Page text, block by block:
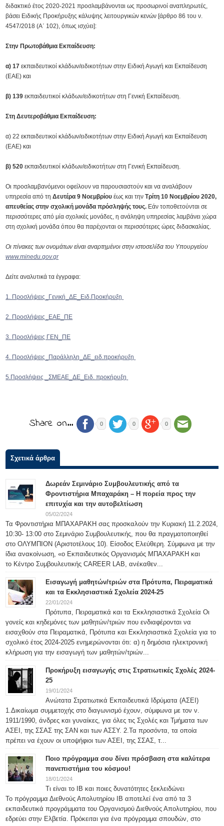
διδακτικό έτος 2020-2021 προσλαμβάνονται ως προσωρινοί αναπληρωτές,
βάσει Ειδικής Προκήρυξης κάλυψης λειτουργικών κενών [άρθρο 86 του ν.
4547/2018 (Α΄ 102), όπως ισχύει]:
Στην Πρωτοβάθμια Εκπαίδευση:
α) 17εκπαιδευτικοί κλάδων/ειδικοτήτων στην Ειδική Αγωγή και Εκπαίδευση
(ΕΑΕ) και
β) 139εκπαιδευτικοί κλάδων/ειδικοτήτων στη Γενική Εκπαίδευση.
Στη Δευτεροβάθμια Εκπαίδευση:
α) 22 εκπαιδευτικοί κλάδων/ειδικοτήτων στην Ειδική Αγωγή και Εκπαίδευση
(ΕΑΕ) και
β) 520 εκπαιδευτικοί κλάδων/ειδικοτήτων στη Γενική Εκπαίδευση.
Οι προσλαμβανόμενοι οφείλουν να παρουσιαστούν και να αναλάβουν
υπηρεσία από τηΔευτέρα 9 Νοεμβρίου έως και τηνΤρίτη 10 Νοεμβρίου 2020,
απευθείας στην σχολική μονάδα πρόσληψής τους. Εάν τοποθετούνται σε
περισσότερες από μία σχολικές μονάδες, η ανάληψη υπηρεσίας λαμβάνει χώρα
στη σχολική μονάδα όπου θα παρέχονται οι περισσότερες ώρες διδασκαλίας.
Οι πίνακες των ονομάτων είναι αναρτημένοι στην ιστοσελίδα του Υπουργείου
www.minedu.gov.gr
Δείτε αναλυτικά τα έγγραφα:
1. Προσλήψεις_Γενική_ΔΕ_Ειδ.Προκήρυξη
2. Προσλήψεις_ΕΑΕ_ΠΕ
3. Προσλήψεις ΓΕΝ_ΠΕ
4. Προσλήψεις_Παράλληλη_ΔΕ_ειδ.προκήρυξη
5.Προσλήψεις _ΣΜΕΑΕ_ΔΕ_Ειδ. προκήρυξη
Share on… 0 0 0
Σχετικά άρθρα
Δωρεάν Σεμινάριο Συμβουλευτικής από τα
Φροντιστήρια Μπαχαράκη – Η πορεία προς την
επιτυχία και την αυτοβελτίωση
05/02/2024
Τα Φροντιστήρια ΜΠΑΧΑΡΑΚΗ σας προσκαλούν την Κυριακή 11.2.2024,
10:30- 13:00 στο Σεμινάριο Συμβουλευτικής, που θα πραγματοποιηθεί
στο ΟΛΥΜΠΙΟΝ (Αριστοτέλους 10). Είσοδος Ελεύθερη. Σύμφωνα με την
ίδια ανακοίνωση, «ο Εκπαιδευτικός Οργανισμός ΜΠΑΧΑΡΑΚΗ και
το Κέντρο Συμβουλευτικής CAREER LAB, ανέκαθεν...
Εισαγωγή μαθητών/τριών στα Πρότυπα, Πειραματικά
και τα Εκκλησιαστικά Σχολεία 2024-25
22/01/2024
Πρότυπα, Πειραματικά και τα Εκκλησιαστικά Σχολεία Οι
γονείς και κηδεμόνες των μαθητών/τριών που ενδιαφέρονται να
εισαχθούν στα Πειραματικά, Πρότυπα και Εκκλησιαστικά Σχολεία για το
σχολικό έτος 2024-2025 ενημερώνονται ότι: α) η δημόσια ηλεκτρονική
κλήρωση για την εισαγωγή των μαθητών/τριών...
Προκήρυξη εισαγωγής στις Στρατιωτικές Σχολές 2024-
25
19/01/2024
Ανώτατα Στρατιωτικά Εκπαιδευτικά Ιδρύματα (ΑΣΕΙ)
1.Δικαίωμα συμμετοχής στο διαγωνισμό έχουν, σύμφωνα με τον ν.
1911/1990, άνδρες και γυναίκες, για όλες τις Σχολές και Τμήματα των
ΑΣΕΙ, της ΣΣΑΣ της ΣΑΝ και των ΑΣΣΥ. 2.Τα προσόντα, τα οποία
πρέπει να έχουν οι υποψήφιοι των ΑΣΕΙ, της ΣΣΑΣ, τ...
Ποιο πρόγραμμα σου δίνει πρόσβαση στα καλύτερα
πανεπιστήμια του κόσμου!
18/01/2024
Τι είναι το IB και ποιες δυνατότητες ξεκλειδώνει
Το πρόγραμμα Διεθνούς Απολυτηρίου IB αποτελεί ένα από τα 3
εκπαιδευτικά προγράμματα του Οργανισμού Διεθνούς Απολυτηρίου, που
εδρεύει στην Ελβετία. Πρόκειται για ένα πρόγραμμα σπουδών, στο